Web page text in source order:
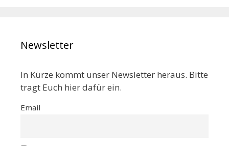
Newsletter
In Kürze kommt unser Newsletter heraus. Bitte
tragt Euch hier dafür ein.
Email